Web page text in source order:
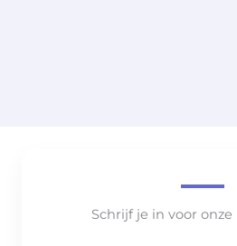
Schrijf je in voor